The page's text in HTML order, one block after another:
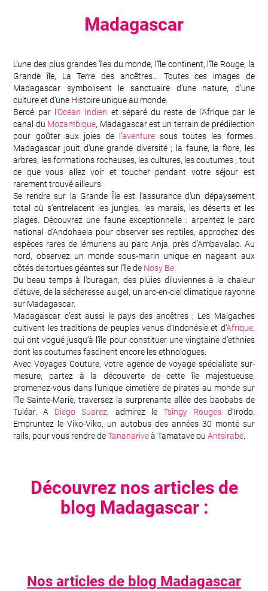
Madagascar
L’une des plus grandes îles du monde, l’île continent, l’île Rouge, la
Grande île, La Terre des ancêtres… Toutes ces images de
Madagascar symbolisent le sanctuaire d’une nature, d’une
culture et d’une Histoire unique au monde.
Bercé par l’Océan Indien et séparé du reste de l’Afrique par le
canal du Mozambique, Madagascar est un terrain de prédilection
pour goûter aux joies de l’aventure sous toutes les formes.
Madagascar jouit d’une grande diversité ; la faune, la flore, les
arbres, les formations rocheuses, les cultures, les coutumes ; tout
ce que vous allez voir et toucher pendant votre séjour est
rarement trouvé ailleurs.
Se rendre sur la Grande Île est l’assurance d’un dépaysement
total où s’entrelacent les jungles, les marais, les déserts et les
plages. Découvrez une faune exceptionnelle : arpentez le parc
national d’Andohaela pour observer ses reptiles, approchez des
espèces rares de lémuriens au parc Anja, près d’Ambavalao. Au
nord, observez un monde sous-marin unique en nageant aux
côtés de tortues géantes sur l’île de Nosy Be
Du beau temps à l’ouragan, des pluies diluviennes à la chaleur
d’étuve, de la sécheresse au gel, un arc-en-ciel climatique rayonne
sur Madagascar.
Madagascar c’est aussi le pays des ancêtres ; Les Malgaches
cultivent les traditions de peuples venus d’Indonésie et d’Afrique,
qui ont vogué jusqu’à l’île pour constituer une vingtaine d’ethnies
dont les coutumes fascinent encore les ethnologues.
Avec Voyages Couture, votre agence de voyage spécialiste sur-
mesure, partez à la découverte de cette île majestueuse,
promenez-vous dans l’unique cimetière de pirates au monde sur
l’île Sainte-Marie, traversez la surprenante allée des baobabs de
Tuléar. A Diego Suarez, admirez le Tsingy Rougesd’Irodo.
Empruntez le Viko-Viko, un autobus des années 30 monté sur
rails, pour vous rendre deTananariveà Tamatave ouAntsirabe
Découvrez nos articles de
blog Madagascar :
Nos articles de blog Madagascar